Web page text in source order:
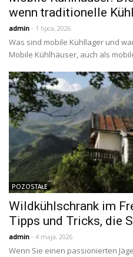
wenn traditionelle
admin - 1 lipca, 2026
Was sind mobile Kühllager und
Mobile Kühlhäuser, auch als
POZOSTAŁE
Wildkühlschrank im
Tipps und Tricks, die
admin - 4 maja, 2026
Wenn Sie einen passionierten